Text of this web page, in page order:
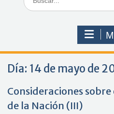
Día: 14 de mayo de
Consideraciones
de la Nación (III)